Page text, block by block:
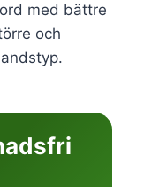
med bättre
och